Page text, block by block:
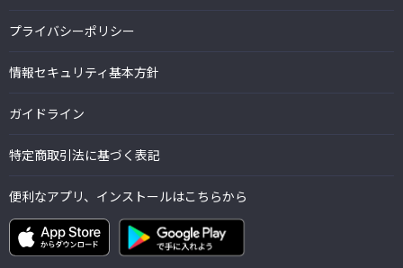
プライバシーポリシー
情報セキュリティ基本方針
ガイドライン
特定商取引法に基づく表記
便利なアプリ、インストールはこちらから